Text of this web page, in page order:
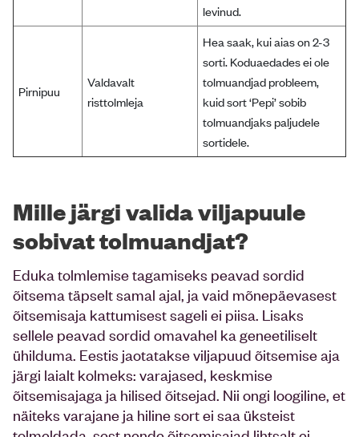
levinud.
Pirnipuu
Valdavalt
risttolmleja
Hea saak, kui aias on 2-3
sorti. Koduaedades ei ole
tolmuandjad probleem,
kuid sort ‘Pepi’ sobib
tolmuandjaks paljudele
sortidele.
Mille järgi valida viljapuule
sobivat tolmuandjat?
Eduka tolmlemise tagamiseks peavad sordid
õitsema täpselt samal ajal, ja vaid mõnepäevasest
õitsemisaja kattumisest sageli ei piisa. Lisaks
sellele peavad sordid omavahel ka geneetiliselt
ühilduma. Eestis jaotatakse viljapuud õitsemise aja
järgi laialt kolmeks: varajased, keskmise
õitsemisajaga ja hilised õitsejad. Nii ongi loogiline, et
näiteks varajane ja hiline sort ei saa üksteist